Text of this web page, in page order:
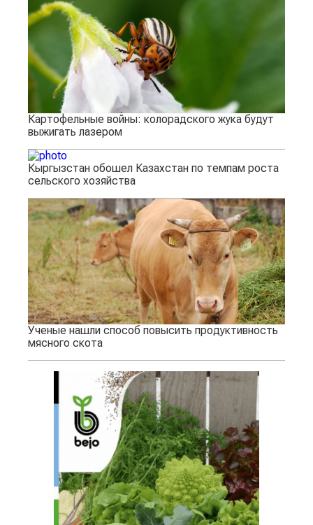
Картофельные войны: колорадского жука будут
выжигать лазером
Кыргызстан обошел Казахстан по темпам роста
сельского хозяйства
Ученые нашли способ повысить продуктивность
мясного скота